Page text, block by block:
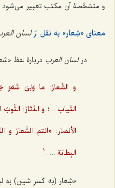
و متشخّصۀ آن مکتب تعبیر می‌شود.
معنای «شِعار» به نقل ازلسان
درلسان العرب دربارۀ لفظ
و الشِّعارُ: ما وَلِیَ شَعَرَ
الثّیابِ ...؛ و الدِّثارُ:
الأنصار: «أنتم الشِّعارُ و
البِطانة ... .
1
«شِعار (به کسرِ شین) به